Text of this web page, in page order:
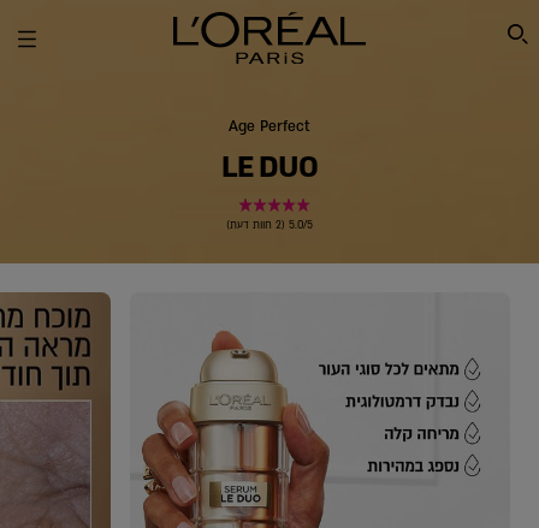
SEARCH THIS SITE
Age Perfect
LE DUO
5.0/5 (2 חוות דעת)